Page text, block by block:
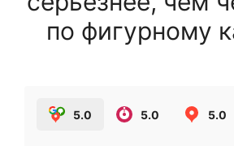
по фигурному
5.0 5.0 5.0